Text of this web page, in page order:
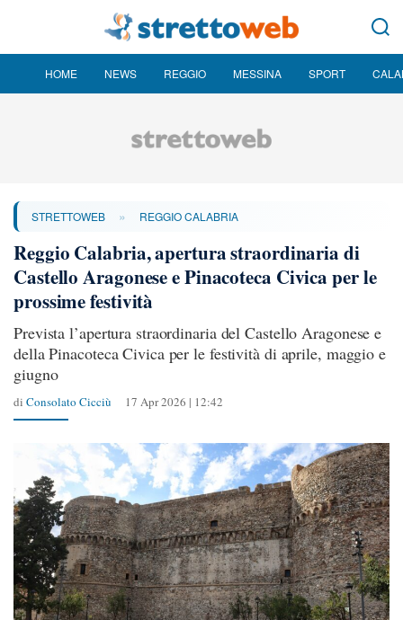
HOME NEWS REGGIO MESSINA SPORT
STRETTOWEB » REGGIO CALABRIA
Reggio Calabria, apertura straordinaria di
Castello Aragonese e Pinacoteca Civica per le
prossime festività
Prevista l’apertura straordinaria del Castello Aragonese e
della Pinacoteca Civica per le festività di aprile, maggio e
giugno
di Consolato Cicciù 17 Apr 2026 | 12:42